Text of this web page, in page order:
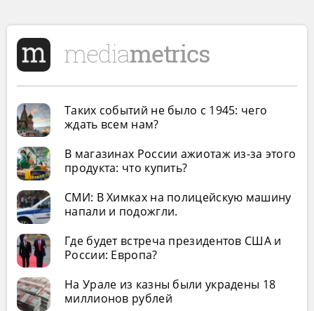
Таких событий не было с 1945: чего
ждать всем нам?
В магазинах России ажиотаж из-за этого
продукта: что купить?
СМИ: В Химках на полицейскую машину
напали и подожгли.
Где будет встреча президентов США и
России: Европа?
На Урале из казны были украдены 18
миллионов рублей